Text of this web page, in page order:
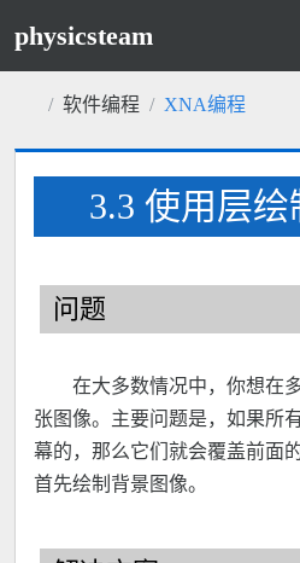
physicsteam
软件编程 XNA编程
3.3 使用层
问题
在大多数情况中，你想在
张图像。主要问题是，如果所
幕的，那么它们就会覆盖前面
首先绘制背景图像。